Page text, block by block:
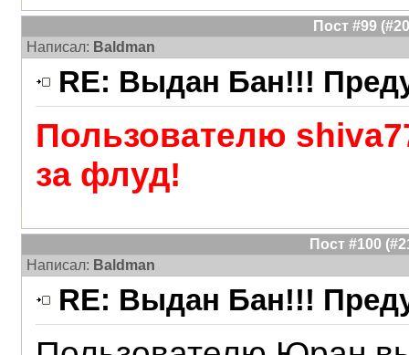
Пост #99
Написал: Baldman
RE: Выдан Бан!!!
Пользователю
за флуд!
Пост #100
Написал: Baldman
RE: Выдан Бан!!!